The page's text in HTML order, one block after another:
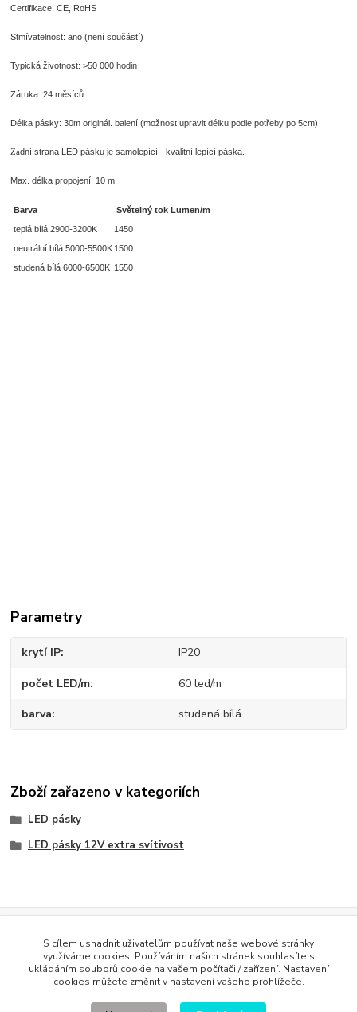
Certifikace: CE, RoHS
Stmívatelnost: ano (není součástí)
Typická životnost: >50 000 hodin
Záruka: 24 měsíců
Délka pásky: 30m originál. balení (možnost upravit délku podle potřeby po 5cm)
Zadní strana LED pásku je samolepící - kvalitní lepící páska.
Max. délka propojení: 10 m.
Barva
Světelný tok Lumen/m
teplá bílá 2900-3200K
1450
neutrální bílá 5000-5500K 1500
studená bílá 6000-6500K 1550
Parametry
krytí IP IP20
počet LED/m 60 led/m
barva studená bílá
Zboží zařazeno v kategoriích
LED pásky
LED pásky 12V extra svítivost
Evidence Tržeb
Podle zákona o evidenci tržeb je prodávající povinen vystavit
kupujícímu účtenku. Zároveň je povinen zaevidovat přijatou tržbu u
správce daně online; v případě technického výpadku pak nejpozději do
S cílem usnadnit uživatelům používat naše webové stránky
využíváme cookies. Používáním našich stránek souhlasíte s
ukládáním souborů cookie na vašem počítači / zařízení. Nastavení
cookies můžete změnit v nastavení vašeho prohlížeče.